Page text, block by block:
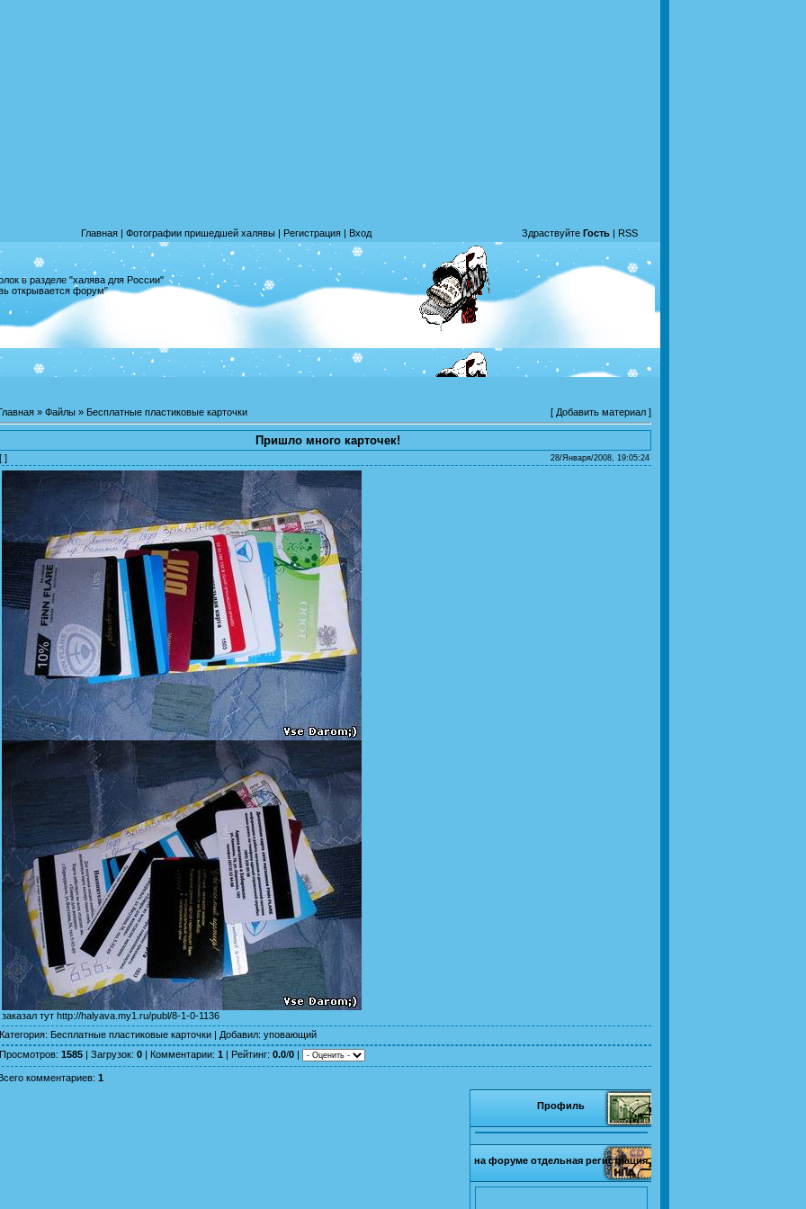
Главная | Фотографии пришедшей халявы | Регистрация | Вход Здраствуйте Гость | RSS
в разделе "халява для России"
открывается форум"
» Файлы » Бесплатные пластиковые карточки [ Добавить материал ]
Пришло много карточек!
[ ] 28/Января/2008, 19:05:24
заказал тут http://halyava.my1.ru/publ/8-1-0-1136
Категория: Бесплатные пластиковые карточки | Добавил: уповающий
Просмотров: 1585 | Загрузок: 0 | Комментарии: 1 | Рейтинг: 0.0/0 |
комментариев: 1
Профиль
на форуме отдельная регистрация